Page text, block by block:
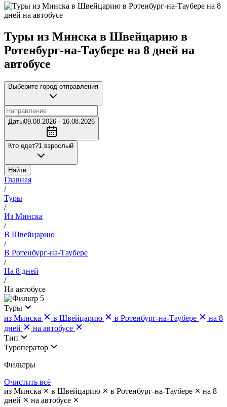
Туры из Минска в Швейцарию в
Ротенбург-на-Таубере на 8 дней на
автобусе
Выберите город отправления
Даты09.08.2026 - 16.08.2026
Кто едет?1 взрослый
Найти
Главная
/
Туры
/
Из Минска
/
В Швейцарию
/
В Ротенбург-на-Таубере
/
На 8 дней
/
На автобусе
5
Туры
из Минска
в Швейцарию в Ротенбург-на-Таубере
на 8
дней
на автобусе
Тип
Туроператор
Фильтры
Очистить всё
из Минска
в Швейцарию в Ротенбург-на-Таубере
на 8
дней
на автобусе